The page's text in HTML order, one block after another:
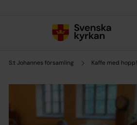
S:t Johannes församling Kaffe med hopp!